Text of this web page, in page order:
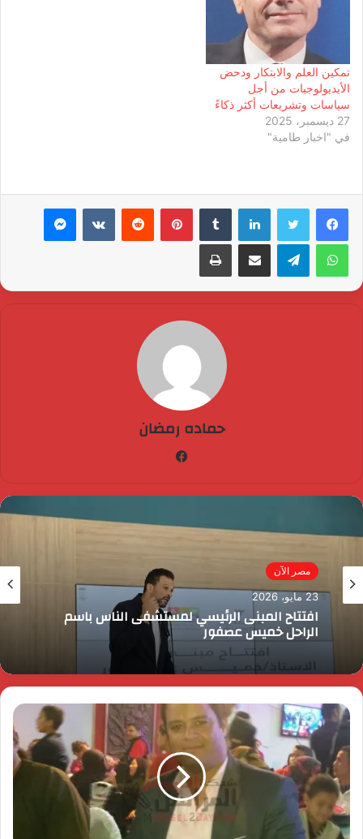
تمكين العلم والابتكار ودحض
الأيديولوجيات من أجل
سياسات وتشريعات أكثر ذكاءً
27 ديسمبر، 2025
في "اخبار طامية"
لينكدإن بينتيريست ماسنجر
واتساب تيلقرام مشاركة عبر البريد طباعة
حماده رمضان
مصر الآن
23 مايو، 2026
افتتاح المبنى الرئيسي لمستشفى الناس باسم
الراحل خميس عصفور